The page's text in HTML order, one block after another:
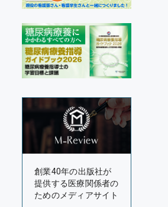
創業40年の出版社が
提供する医療関係者の
ためのメディアサイト